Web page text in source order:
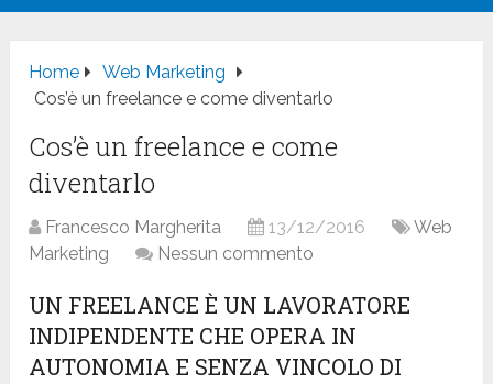
Home
Web Marketing
Cos’è un freelance e come diventarlo
Cos’è un freelance e come
diventarlo
Francesco Margherita 13/12/2016
Web
Marketing
Nessun commento
UN FREELANCE È UN LAVORATORE
INDIPENDENTE CHE OPERA IN
AUTONOMIA E SENZA VINCOLO DI